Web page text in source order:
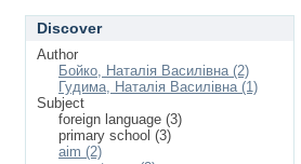
Discover
Author
Бойко, Наталія Василівна (2)
Гудима, Наталія Василівна (1)
Subject
foreign language (3)
primary school (3)
aim (2)